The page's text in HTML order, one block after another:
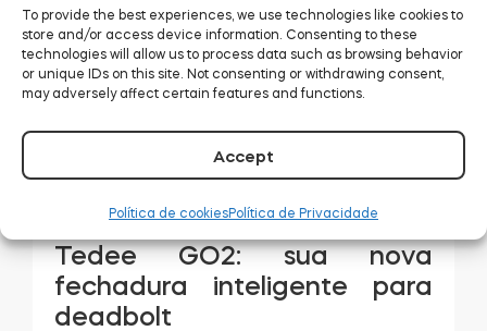
To provide the best experiences, we use technologies like cookies to
store and/or access device information. Consenting to these
technologies will allow us to process data such as browsing behavior
or unique IDs on this site. Not consenting or withdrawing consent,
may adversely affect certain features and functions.
Accept
Política de cookiesPolítica de Privacidade
Tedee GO2: sua nova
fechadura inteligente para
deadbolt